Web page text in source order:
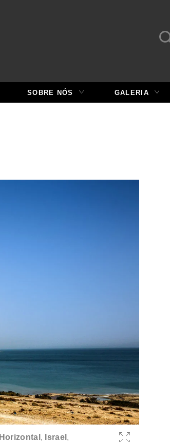
SOBRE NÓS GALERIA
Horizontal , Israel ,